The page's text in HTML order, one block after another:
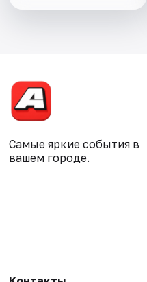
Самые яркие события в
вашем городе.